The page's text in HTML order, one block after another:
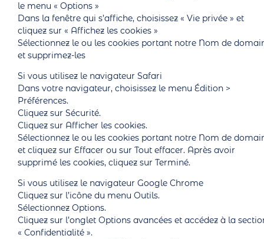
le menu « Options »
Dans la fenêtre qui s’affiche, choisissez « Vie privée » et
cliquez sur « Affichez les cookies »
Sélectionnez le ou les cookies portant notre Nom de
et supprimez-les
Si vous utilisez le navigateur Safari
Dans votre navigateur, choisissez le menu Édition >
Préférences.
Cliquez sur Sécurité.
Cliquez sur Afficher les cookies.
Sélectionnez le ou les cookies portant notre Nom de
et cliquez sur Effacer ou sur Tout effacer. Après avoir
supprimé les cookies, cliquez sur Terminé.
Si vous utilisez le navigateur Google Chrome
Cliquez sur l’icône du menu Outils.
Sélectionnez Options.
Cliquez sur l’onglet Options avancées et accédez à la
« Confidentialité ».